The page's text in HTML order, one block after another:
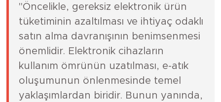
"Öncelikle, gereksiz elektronik ürün
tüketiminin azaltılması ve ihtiyaç odaklı
satın alma davranışının benimsenmesi
önemlidir. Elektronik cihazların
kullanım ömrünün uzatılması, e-atık
oluşumunun önlenmesinde temel
yaklaşımlardan biridir. Bunun yanında,